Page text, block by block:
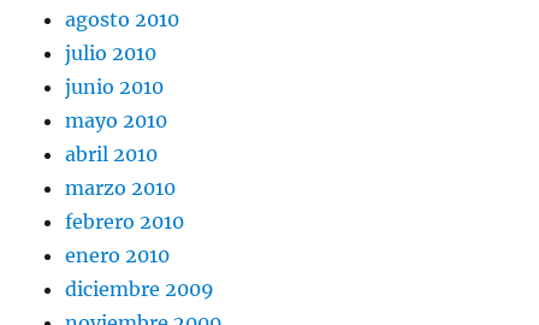
agosto 2010
julio 2010
junio 2010
mayo 2010
abril 2010
marzo 2010
febrero 2010
enero 2010
diciembre 2009